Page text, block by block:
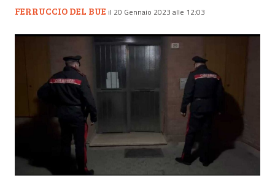
FERRUCCIO DEL BUE il 20 Gennaio 2023 alle 12:03